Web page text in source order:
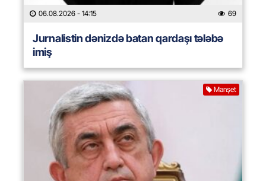
06.08.2026 - 14:15 69
Jurnalistin dənizdə batan qardaşı tələbə
imiş
Manşet